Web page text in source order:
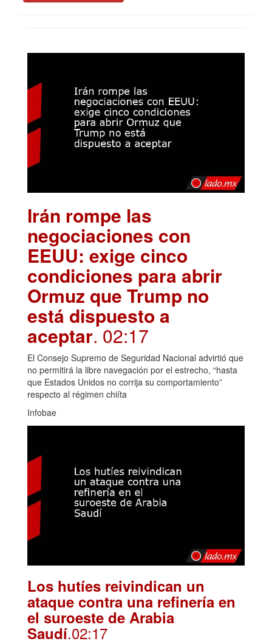
Irán rompe las
negociaciones con
EEUU: exige cinco
condiciones para abrir
Ormuz que Trump no
está dispuesto a
aceptar. 02:17
El Consejo Supremo de Seguridad Nacional advirtió que
no permitirá la libre navegación por el estrecho, “hasta
que Estados Unidos no corrija su comportamiento”
respecto al régimen chiíta
Infobae
Los hutíes reivindican un
ataque contra una refinería en
el suroeste de Arabia
Saudí.02:17